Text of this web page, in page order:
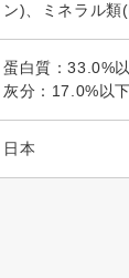
ン)、ミネラル
蛋白質：33.0%
灰分：17.0%以
日本